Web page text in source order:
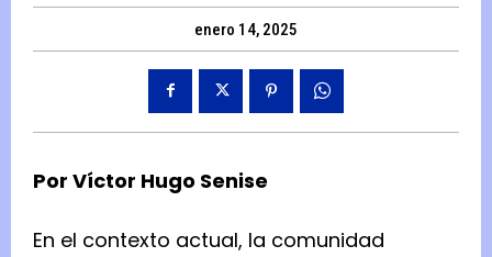
enero 14, 2025
Por Víctor Hugo Senise
En el contexto actual, la comunidad